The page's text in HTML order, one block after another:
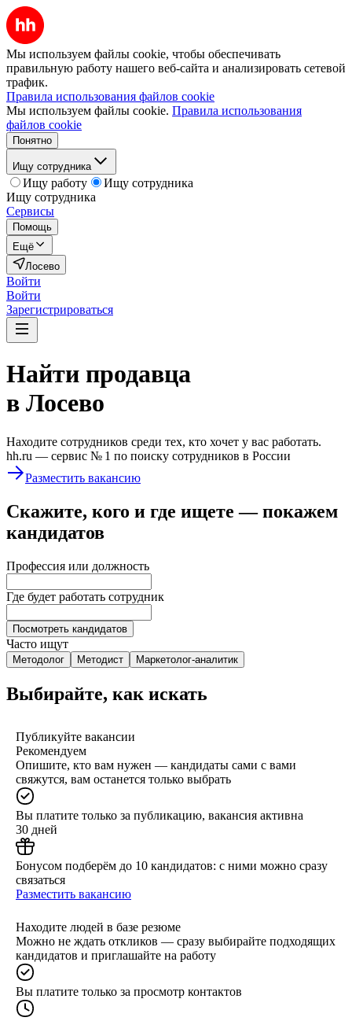
Мы используем файлы cookie, чтобы обеспечивать
правильную работу нашего веб-сайта и анализировать сетевой
трафик.
Правила использования файлов cookie
Мы используем файлы cookie. Правила использования
файлов cookie
Понятно
Ищу сотрудника
Ищу работу
Ищу сотрудника
Ищу сотрудника
Сервисы
Помощь
Ещё
Лосево
Войти
Войти
Зарегистрироваться
Найти продавца
в Лосево
Находите сотрудников среди тех, кто хочет у вас работать.
hh.ru — сервис № 1 по поиску сотрудников в России
Разместить вакансию
Скажите, кого и где ищете — покажем
кандидатов
Профессия или должность
Где будет работать сотрудник
Посмотреть кандидатов
Часто ищут
Методолог Методист Маркетолог-аналитик
Выбирайте, как искать
Публикуйте вакансии
Рекомендуем
Опишите, кто вам нужен — кандидаты сами с вами
свяжутся, вам останется только выбрать
Вы платите только за публикацию, вакансия активна
30 дней
Бонусом подберём до 10 кандидатов: с ними можно сразу
связаться
Разместить вакансию
Находите людей в базе резюме
Можно не ждать откликов — сразу выбирайте подходящих
кандидатов и приглашайте на работу
Вы платите только за просмотр контактов